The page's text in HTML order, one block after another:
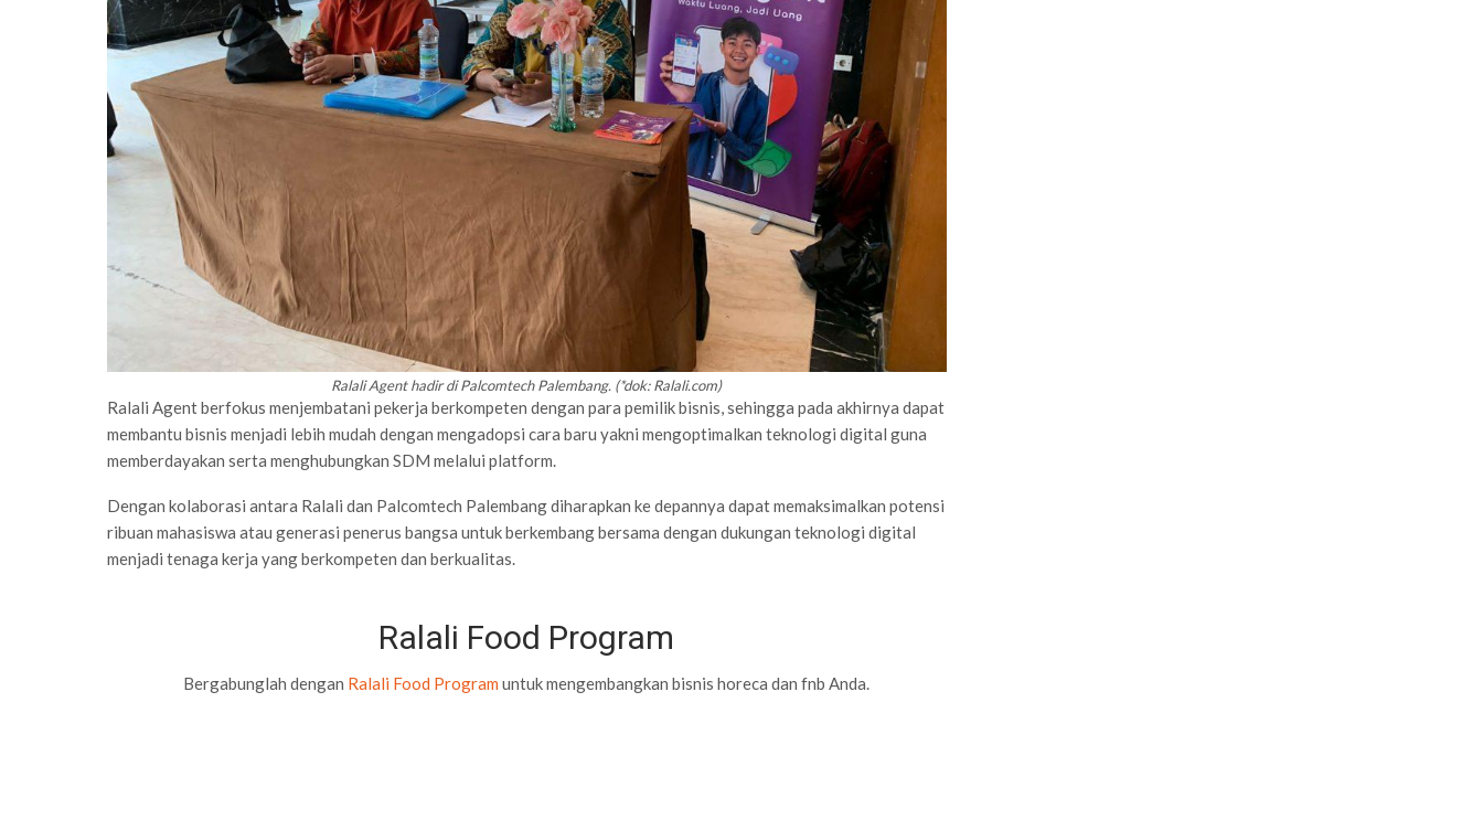
Ralali Agent hadir di Palcomtech Palembang. (*dok: Ralali.com)
Ralali Agent berfokus menjembatani pekerja berkompeten dengan para pemilik bisnis, sehingga pada akhirnya dapat
membantu bisnis menjadi lebih mudah dengan mengadopsi cara baru yakni mengoptimalkan teknologi digital guna
memberdayakan serta menghubungkan SDM melalui platform.
Dengan kolaborasi antara Ralali dan Palcomtech Palembang diharapkan ke depannya dapat memaksimalkan potensi
ribuan mahasiswa atau generasi penerus bangsa untuk berkembang bersama dengan dukungan teknologi digital
menjadi tenaga kerja yang berkompeten dan berkualitas.
Ralali Food Program
Bergabunglah dengan Ralali Food Program untuk mengembangkan bisnis horeca dan fnb Anda.